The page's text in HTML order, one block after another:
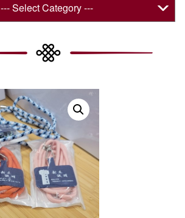
--- Select Category ---